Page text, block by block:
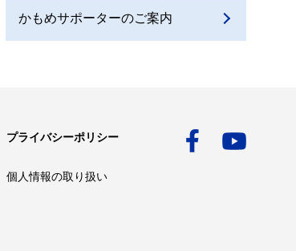
かもめサポーターのご案内
プライバシーポリシー
個人情報の取り扱い